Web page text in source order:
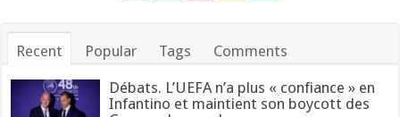
Recent Popular Tags Comments
Débats. L’UEFA n’a plus « confiance » en
Infantino et maintient son boycott des